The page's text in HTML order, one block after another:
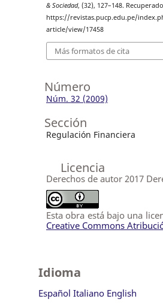
& Sociedad, (32), 127–148.
https://revistas.pucp.edu.pe/
article/view/17458
Más formatos de cita
Número
Núm. 32 (2009)
Sección
Regulación Financiera
Licencia
Derechos de autor 2017
Esta obra está bajo una
Creative Commons
Idioma
Español Italiano English